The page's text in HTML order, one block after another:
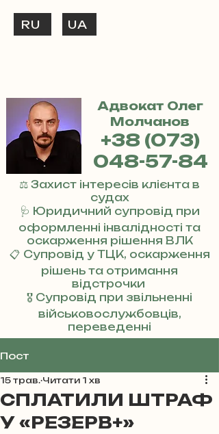
UA
RU
Адвокат Олег
Молчанов
+38 (073)
048-57-84
⚖️ Захист інтересів клієнта в
судах
🩺 Юридичний супровід при
оформленні інвалідності та
оскарження рішення ВЛК
📋 Супровід у ТЦК, оскарження
рішень та отримання
відстрочки
🎖 Супровід при звільненні
військовослужбовців,
переведенні
Реклама
Пост
СПЛАТИЛИ ШТРАФ
У «РЕЗЕРВ+»
15 трав. Читати 1 хв